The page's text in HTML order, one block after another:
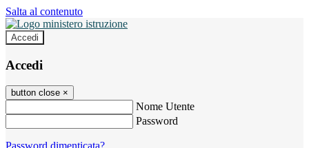
Salta al contenuto
Accedi
Accedi
button close ×
Nome Utente
Password